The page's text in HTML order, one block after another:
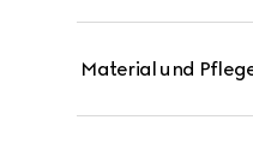
Material und